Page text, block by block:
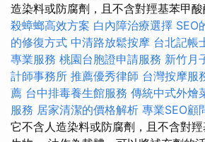
造染料或防腐劑，且不含對羥基苯甲酸
殺蟑螂高效方案 白內障治療選擇 SEO
的修復方式 中清路放鬆按摩 台北記帳
專業服務 桃園台胞證申請服務 新竹月
計師事務所 推薦優秀律師 台灣按摩服
薦 台中排毒養生館服務 傳統中式外燴
服務 居家清潔的價格解析 專業SEO顧
它不含人造染料或防腐劑，且不含對